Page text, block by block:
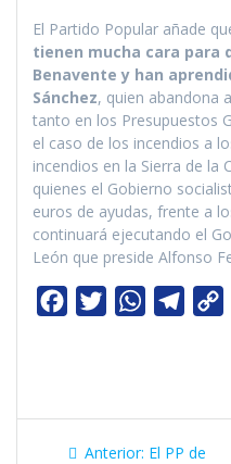
El Partido Popular añade
tienen mucha cara para
Benavente y han
Sánchez, quien abandona
tanto en los Presupuestos
el caso de los incendios a
incendios en la Sierra de la
quienes el Gobierno
euros de ayudas, frente a
continuará ejecutando el
León que preside Alfonso
b
o
t
e
W
s
A
g
r
Navegación
Anterior: Entrada
El PP de